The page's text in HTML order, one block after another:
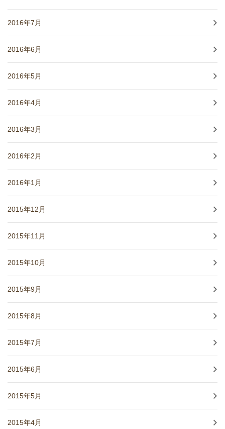
2016年7月
2016年6月
2016年5月
2016年4月
2016年3月
2016年2月
2016年1月
2015年12月
2015年11月
2015年10月
2015年9月
2015年8月
2015年7月
2015年6月
2015年5月
2015年4月